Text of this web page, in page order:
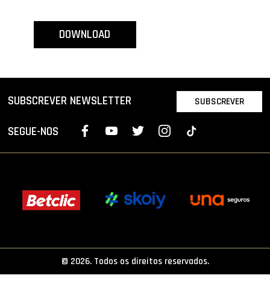
PROJETOS
LIGA BETCLIC FEMININA
DOWNLOAD
SUBSCREVER NEWSLETTER SUBSCREVER
SEGUE-NOS
© 2026. Todos os direitos reservados.